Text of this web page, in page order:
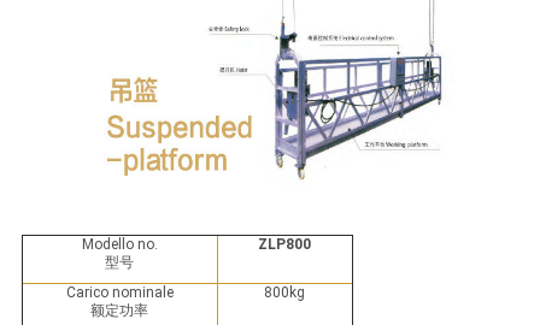
Modello no.
型号
ZLP800
Carico nominale
额定功率
800kg